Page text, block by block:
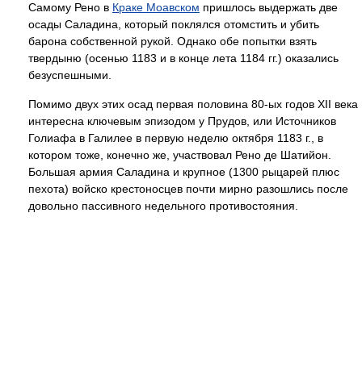
Самому Рено в Краке Моавском пришлось выдержать две
осады Саладина, который поклялся отомстить и убить
барона собственной рукой. Однако обе попытки взять
твердыню (осенью 1183 и в конце лета 1184 гг.) оказались
безуспешными.
Помимо двух этих осад первая половина 80-ых годов XII века
интересна ключевым эпизодом у Прудов, или Источников
Голиафа в Галилее в первую неделю октября 1183 г., в
котором тоже, конечно же, участвовал Рено де Шатийон.
Большая армия Саладина и крупное (1300 рыцарей плюс
пехота) войско крестоносцев почти мирно разошлись после
довольно пассивного недельного противостояния.